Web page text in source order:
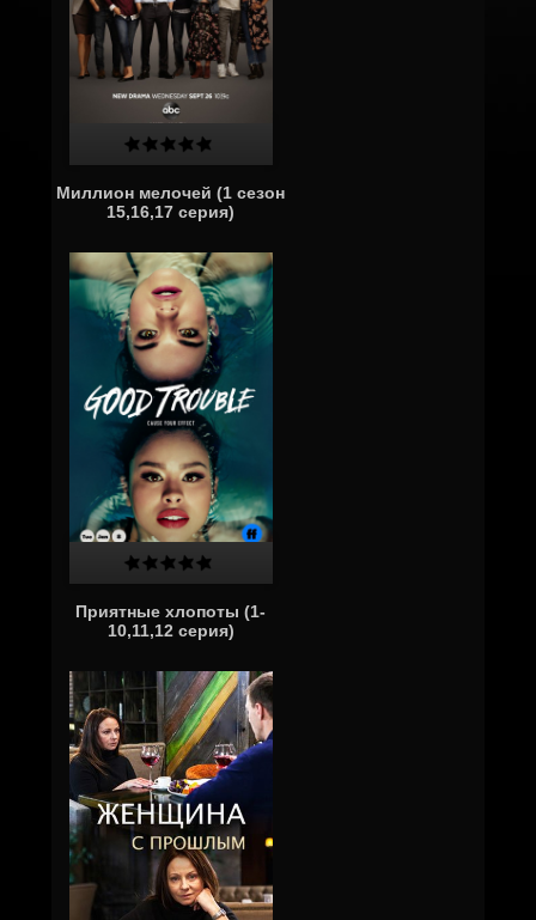
Миллион мелочей (1 сезон
15,16,17 серия)
Приятные хлопоты (1-
10,11,12 серия)